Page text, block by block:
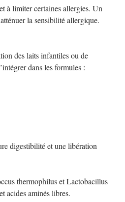
à limiter certaines allergies. Un
la sensibilité allergique.
des laits infantiles ou de
dans les formules :
digestibilité et une libération
thermophilus et Lactobacillus
acides aminés libres.